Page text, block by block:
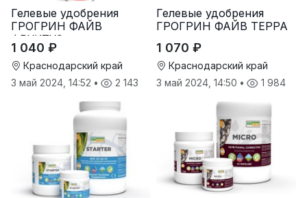
Гелевые удобрения
ГРОГРИН ФАЙВ
ФРУКТУС
1 040 ₽
Краснодарский край
3 май 2024, 14:52 • 2 143
Гелевые удобрения
ГРОГРИН ФАЙВ ТЕРРА
1 070 ₽
Краснодарский край
3 май 2024, 14:50 • 1 984